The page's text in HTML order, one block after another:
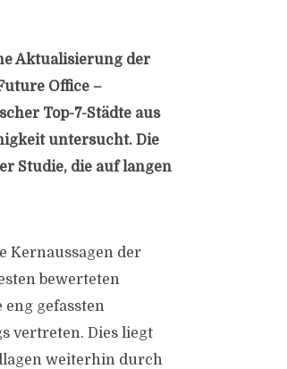
Aktualisierung der
Office –
Top-7-Städte aus
untersucht. Die
Studie, die auf langen
Kernaussagen der
bewerteten
gefassten
vertreten. Dies liegt
weiterhin durch